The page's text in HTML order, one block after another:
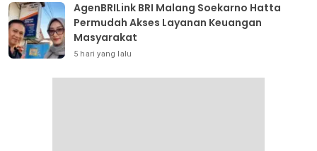
AgenBRILink BRI Malang Soekarno Hatta
Permudah Akses Layanan Keuangan
Masyarakat
5 hari yang lalu